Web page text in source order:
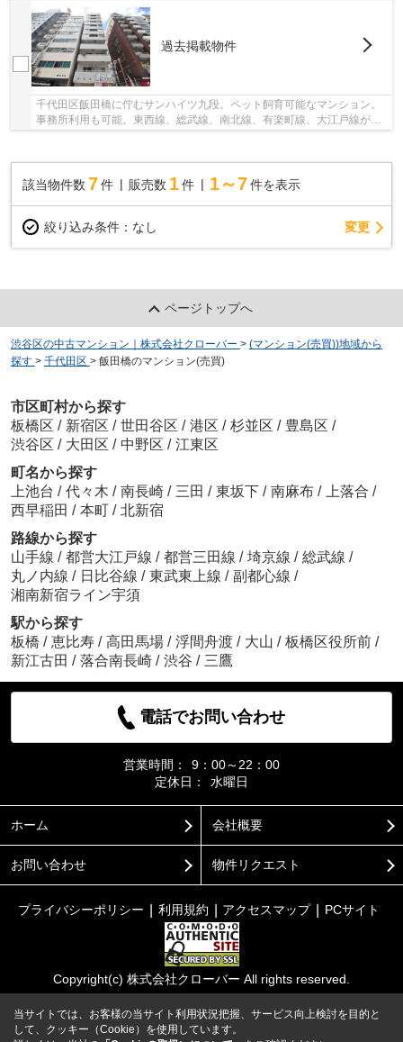
過去掲載物件
千代田区飯田橋に佇むサンハイツ九段。ペット飼育可能なマンション。
事務所利用も可能。東西線、総武線、南北線、有楽町線、大江戸線が使
該当物件数 7件 販売数 1 件 1～7 件を表示
絞り込み条件： なし 変更
ページトップへ
渋谷区の中古マンション｜株式会社クローバー > (マンション(売買))地域から
探す > 千代田区 > 飯田橋のマンション(売買)
市区町村から探す
板橋区 / 新宿区 / 世田谷区 / 港区 / 杉並区 / 豊島区 /
渋谷区 / 大田区 / 中野区 / 江東区
町名から探す
上池台 / 代々木 / 南長崎 / 三田 / 東坂下 / 南麻布 / 上落合 /
西早稲田 / 本町 / 北新宿
路線から探す
山手線 / 都営大江戸線 / 都営三田線 / 埼京線 / 総武線 /
丸ノ内線 / 日比谷線 / 東武東上線 / 副都心線 /
湘南新宿ライン宇須
駅から探す
板橋 / 恵比寿 / 高田馬場 / 浮間舟渡 / 大山 / 板橋区役所前 /
新江古田 / 落合南長崎 / 渋谷 / 三鷹
電話でお問い合わせ
営業時間：
9：00～22：00
定休日：
水曜日
ホーム 会社概要
お問い合わせ 物件リクエスト
プライバシーポリシー 利用規約 アクセスマップ PCサイト
Copyright(c) 株式会社クローバー All rights reserved.
当サイトでは、お客様の当サイト利用状況把握、サービス向上検討を目的と
して、クッキー（Cookie）を使用しています。